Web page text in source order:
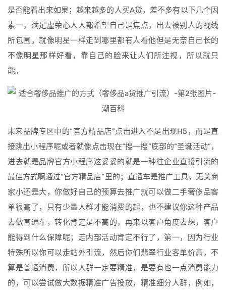
是否能看出来如果；越来越多的人买A货，差不多有以下几个因
素一，满足虚荣心人人都希望自己是焦点，出去被别人的视线
所包围，就像明星一样走到哪里都有人看他但是无奈自己长的
不像明星那样好看，靠自己的脸来让人们所注视，所以就只
能。
未来品牌专区中的“官方精品店”点击进入不是出现H5，而是直
接跳出小程序呢或者就像点击现在“搜一搜”底部的“圣诞活动”，
进去就是品牌官方小程序这妥妥的就是一种往企业直接引流的
最佳方式啊通过“官方精品店”里的；直通车是推广工具，无关商
家小还是大，你做好自己的预算去推广就可以做二手奢侈品客
单很高了，只有少量人群才能消费的起，也不建议你这种产品
去做直通车，转化肯定是不高的，再来以客户角度去想，客户
能得到什么保障呢；走内部活动肯定不行了，第一，因为行业
特殊所以你可以走站外引流，然后你们翡翠行业客单价高，不
算是普通消费，所以人群一定要精准，是要有也一点消费能力
的，可以尝试做大数据精准广告投放，精准细分人群，例如，